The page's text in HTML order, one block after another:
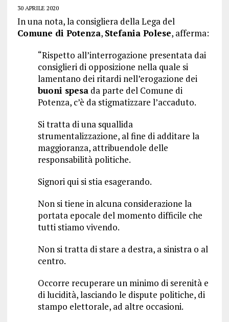
30 APRILE 2020
In una nota, la consigliera della Lega del
Comune di Potenza, Stefania Polese, afferma:
“Rispetto all’interrogazione presentata dai
consiglieri di opposizione nella quale si
lamentano dei ritardi nell’erogazione dei
buoni spesada parte del Comune di
Potenza, c’è da stigmatizzare l’accaduto.
Si tratta di una squallida
strumentalizzazione, al fine di additare la
maggioranza, attribuendole delle
responsabilità politiche.
Signori qui si stia esagerando.
Non si tiene in alcuna considerazione la
portata epocale del momento difficile che
tutti stiamo vivendo.
Non si tratta di stare a destra, a sinistra o al
centro.
Occorre recuperare un minimo di serenità e
di lucidità, lasciando le dispute politiche, di
stampo elettorale, ad altre occasioni.